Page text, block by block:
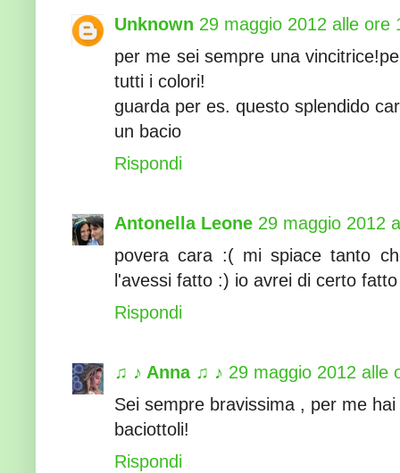
Unknown 29 maggio 2012 alle ore
per me sei sempre una
tutti i colori!
guarda per es. questo splendido
un bacio
Rispondi
Antonella Leone 29 maggio 2012
povera cara :( mi spiace tanto
l'avessi fatto :) io avrei di certo
Rispondi
♫ ♪ Anna ♫ ♪ 29 maggio 2012 alle
Sei sempre bravissima , per me
baciottoli!
Rispondi